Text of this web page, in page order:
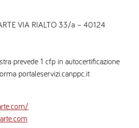
VIA RIALTO 33/a – 40124
prevede 1 cfp in autocertificazione
portaleservizi.canppc.it